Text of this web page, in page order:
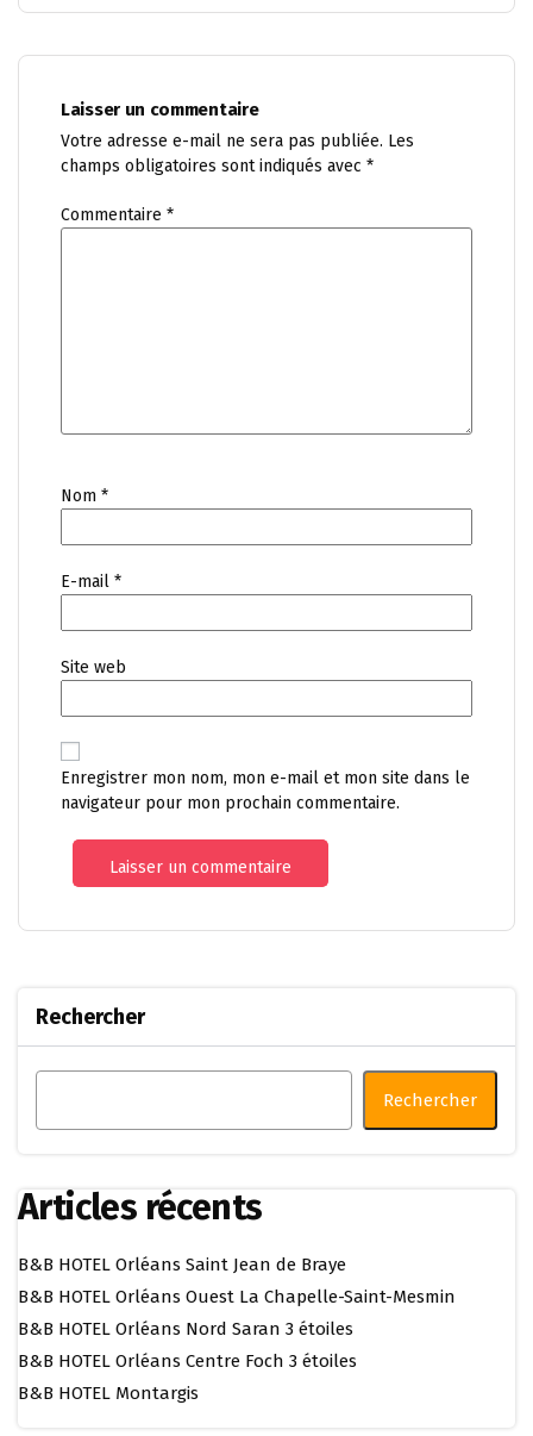
Laisser un commentaire
Votre adresse e-mail ne sera pas publiée. Les
champs obligatoires sont indiqués avec *
Commentaire *
Nom *
E-mail *
Site web
Enregistrer mon nom, mon e-mail et mon site dans le
navigateur pour mon prochain commentaire.
Rechercher
Rechercher
Articles récents
B&B HOTEL Orléans Saint Jean de Braye
B&B HOTEL Orléans Ouest La Chapelle-Saint-Mesmin
B&B HOTEL Orléans Nord Saran 3 étoiles
B&B HOTEL Orléans Centre Foch 3 étoiles
B&B HOTEL Montargis